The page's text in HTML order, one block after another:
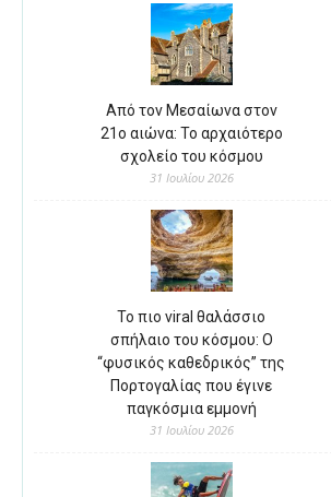
Από τον Μεσαίωνα στον
21ο αιώνα: Το αρχαιότερο
σχολείο του κόσμου
31 Ιουλίου 2026
Το πιο viral θαλάσσιο
σπήλαιο του κόσμου: Ο
“φυσικός καθεδρικός” της
Πορτογαλίας που έγινε
παγκόσμια εμμονή
31 Ιουλίου 2026